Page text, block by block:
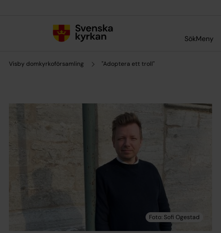
SökMeny
Visby domkyrkoförsamling "Adoptera ett troll"